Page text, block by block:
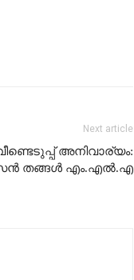
Next article
അനിവാര്യം:
തങ്ങൾ എം.എൽ.എ